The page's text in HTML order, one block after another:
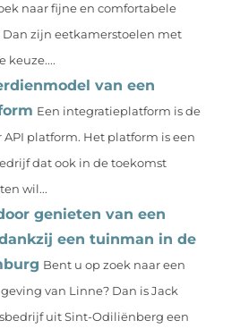
naar fijne en comfortabele
Dan zijn eetkamerstoelen met
keuze....
van een
Een integratieplatform is de
API platform. Het platform is een
dat ook in de toekomst
wil...
genieten van een
een tuinman in de
Bent u op zoek naar een
van Linne? Dan is Jack
uit Sint-Odiliënberg een